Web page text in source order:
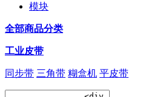
模块
全部商品分类
工业皮带
同步带 三角带 糊盒机 平皮带